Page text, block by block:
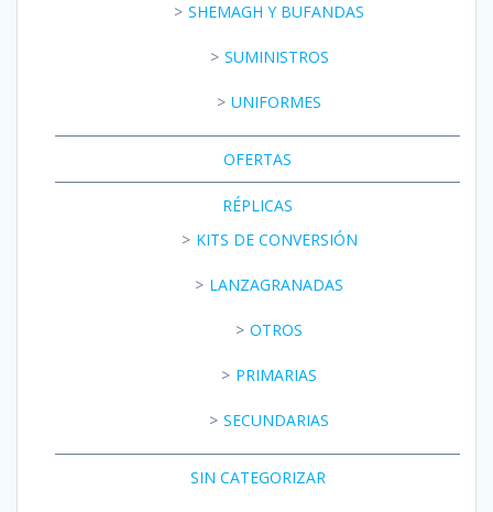
SHEMAGH Y BUFANDAS
SUMINISTROS
UNIFORMES
OFERTAS
RÉPLICAS
KITS DE CONVERSIÓN
LANZAGRANADAS
OTROS
PRIMARIAS
SECUNDARIAS
SIN CATEGORIZAR